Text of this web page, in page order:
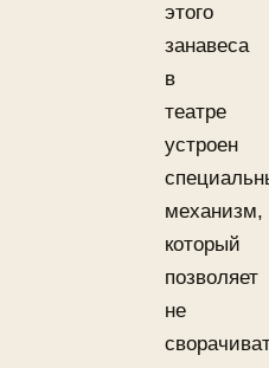
этого
занавеса
в
театре
устроен
механизм,
который
позволяет
не